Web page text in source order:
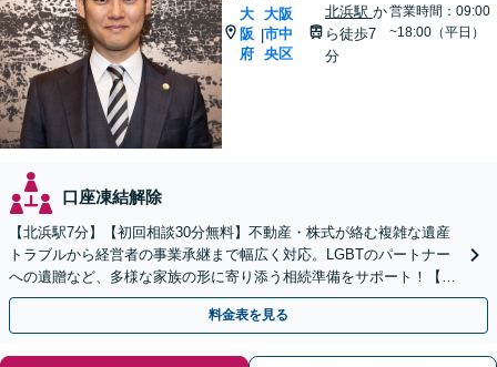
大
阪
府
|
大阪
市中
央区
北浜駅 か
ら徒歩7
分
営業時間：09:00
~18:00（平日）
口座凍結解除
【北浜駅7分】【初回相談30分無料】不動産・株式が絡む複雑な遺産
トラブルから経営者の事業承継まで幅広く対応。LGBTのパートナー
への遺贈など、多様な家族の形に寄り添う相続準備をサポート！【休
日・夜間も柔軟に対応】
料金表を見る